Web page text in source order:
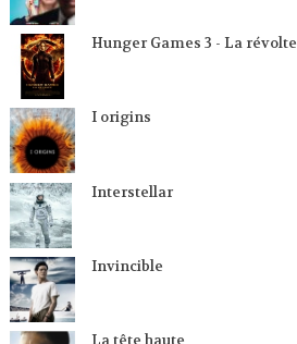
Hunger Games 3 - La révolte
I origins
Interstellar
Invincible
La tête haute